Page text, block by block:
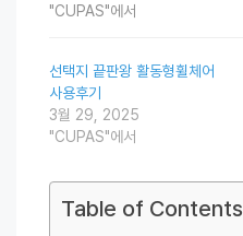
"CUPAS"에서
선택지 끝판왕 활동형휠체어
사용후기
3월 29, 2025
"CUPAS"에서
Table of Contents